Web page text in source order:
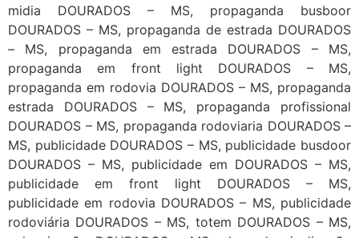
midia DOURADOS – MS, propaganda busboor
DOURADOS – MS, propaganda de estrada DOURADOS
– MS, propaganda em estrada DOURADOS – MS,
propaganda em front light DOURADOS – MS,
propaganda em rodovia DOURADOS – MS, propaganda
estrada DOURADOS – MS, propaganda profissional
DOURADOS – MS, propaganda rodoviaria DOURADOS –
MS, publicidade DOURADOS – MS, publicidade busdoor
DOURADOS – MS, publicidade em DOURADOS – MS,
publicidade em front light DOURADOS – MS,
publicidade em rodovia DOURADOS – MS, publicidade
rodoviária DOURADOS – MS, totem DOURADOS – MS,